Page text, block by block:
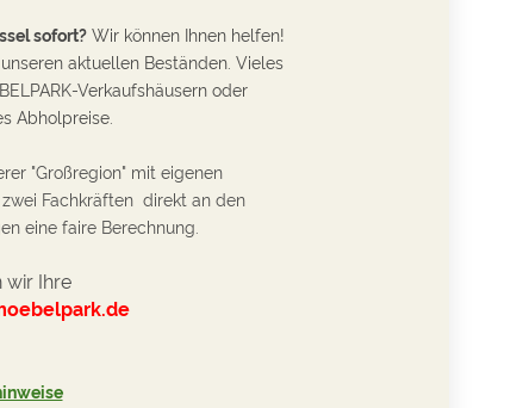
sofort?Wir können Ihnen helfen!
aktuellen Beständen. Vieles
Verkaufshäusern oder
Abholpreise.
"Großregion" mit eigenen
Fachkräften direkt an den
eine faire Berechnung.
wir Ihre